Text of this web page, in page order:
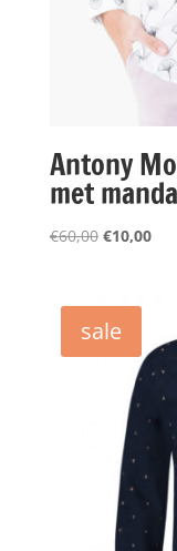
Antony
met
€60,00
€60,00.
€10,00
sale